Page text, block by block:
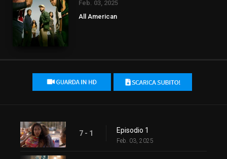
Feb. 03, 2025
All American
7 - 1 Episodio 1
Feb. 03, 2025